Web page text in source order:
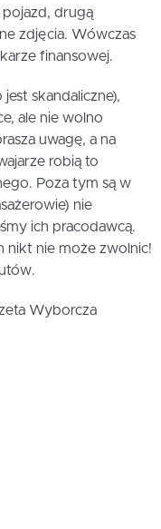
pojazd, drugą
zdjęcia. Wówczas
finansowej.
skandaliczne),
ale nie wolno
uwagę, a na
robią to
Poza tym są w
nie
ich pracodawcą.
nikt nie może zwolnic!
Wyborcza